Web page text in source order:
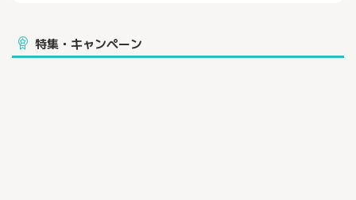
7）ワンクリック注文可能！一瞬のチャンスも逃しません。
8）24時間入金が可能！「クイック入金 約380行対応」
特集・キャンペーン